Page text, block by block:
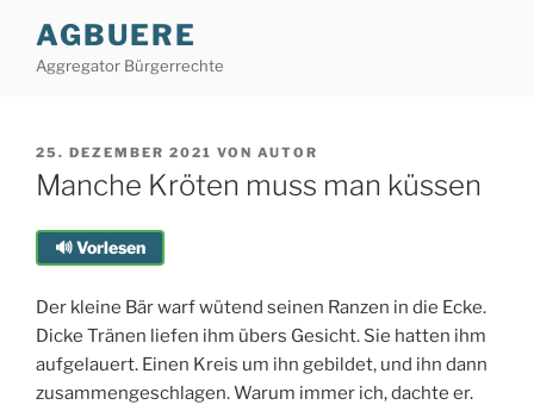
Inhalt
springen
AGBUERE
Aggregator Bürgerrechte
VERÖFFENTLICHT
AM
25. DEZEMBER 2021 VON AUTOR
Manche Kröten muss man küssen
🔊 Vorlesen
Der kleine Bär warf wütend seinen Ranzen in die Ecke.
Dicke Tränen liefen ihm übers Gesicht. Sie hatten ihm
aufgelauert. Einen Kreis um ihn gebildet, und ihn dann
zusammengeschlagen. Warum immer ich, dachte er.